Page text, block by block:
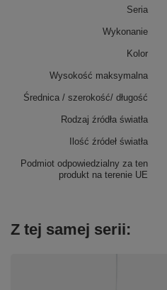
Podmiot odpowiedzialny za ten
produkt na terenie UE
Seria
Wykonanie
Kolor
Wysokość maksymalna
Średnica / szerokość/ długość
Rodzaj źródła światła
Ilość źródeł światła
Z tej samej serii: